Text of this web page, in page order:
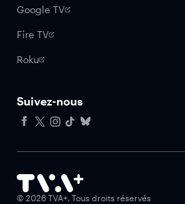
Google TV
Fire TV
Roku
Suivez-nous
© 2026 TVA+. Tous droits réservés